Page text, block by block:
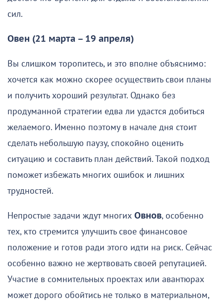
сил.
Овен (21 марта – 19 апреля)
Вы слишком торопитесь, и это вполне объяснимо:
хочется как можно скорее осуществить свои планы
и получить хороший результат. Однако без
продуманной стратегии едва ли удастся добиться
желаемого. Именно поэтому в начале дня стоит
сделать небольшую паузу, спокойно оценить
ситуацию и составить план действий. Такой подход
поможет избежать многих ошибок и лишних
трудностей.
Непростые задачи ждут многих Овнов, особенно
тех, кто стремится улучшить свое финансовое
положение и готов ради этого идти на риск. Сейчас
особенно важно не жертвовать своей репутацией.
Участие в сомнительных проектах или авантюрах
может дорого обойтись не только в материальном,